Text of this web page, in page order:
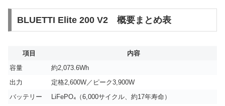
BLUETTI Elite 200 V2 概要まとめ表
項目
内容
容量
約2,073.6Wh
出力
定格2,600W／ピーク3,900W
バッテリー
LiFePO₄（6,000サイクル、約17年寿命）